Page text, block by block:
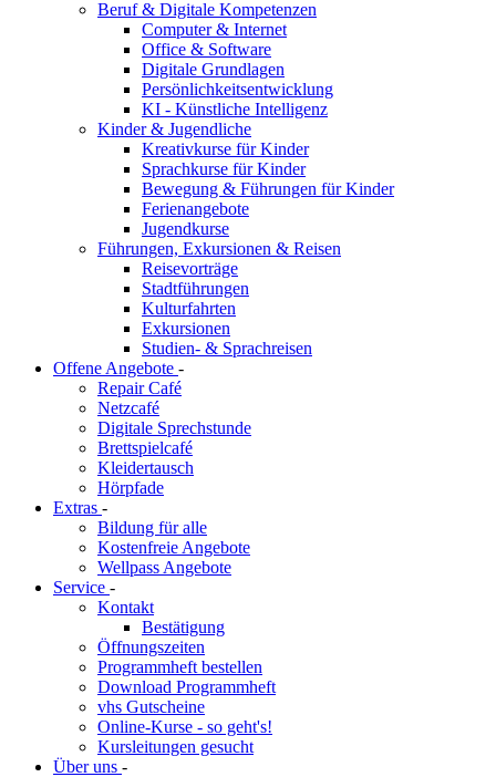
Beruf & Digitale Kompetenzen
Computer & Internet
Office & Software
Digitale Grundlagen
Persönlichkeitsentwicklung
KI - Künstliche Intelligenz
Kinder & Jugendliche
Kreativkurse für Kinder
Sprachkurse für Kinder
Bewegung & Führungen für Kinder
Ferienangebote
Jugendkurse
Führungen, Exkursionen & Reisen
Reisevorträge
Stadtführungen
Kulturfahrten
Exkursionen
Studien- & Sprachreisen
Offene Angebote -
Repair Café
Netzcafé
Digitale Sprechstunde
Brettspielcafé
Kleidertausch
Hörpfade
Extras -
Bildung für alle
Kostenfreie Angebote
Wellpass Angebote
Service -
Kontakt
Bestätigung
Öffnungszeiten
Programmheft bestellen
Download Programmheft
vhs Gutscheine
Online-Kurse - so geht's!
Kursleitungen gesucht
Über uns -